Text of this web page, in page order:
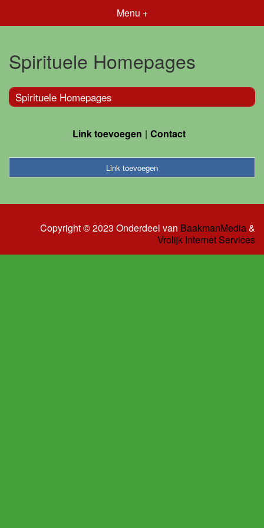
Menu +
Spirituele Homepages
Spirituele Homepages
Link toevoegen Contact
Link toevoegen
Copyright © 2023 Onderdeel van BaakmanMedia&
Vrolijk Internet Services